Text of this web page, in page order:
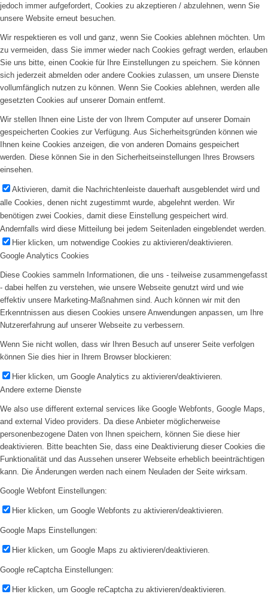
jedoch immer aufgefordert, Cookies zu akzeptieren / abzulehnen, wenn Sie
unsere Website erneut besuchen.
Wir respektieren es voll und ganz, wenn Sie Cookies ablehnen möchten. Um
zu vermeiden, dass Sie immer wieder nach Cookies gefragt werden, erlauben
Sie uns bitte, einen Cookie für Ihre Einstellungen zu speichern. Sie können
sich jederzeit abmelden oder andere Cookies zulassen, um unsere Dienste
vollumfänglich nutzen zu können. Wenn Sie Cookies ablehnen, werden alle
gesetzten Cookies auf unserer Domain entfernt.
Wir stellen Ihnen eine Liste der von Ihrem Computer auf unserer Domain
gespeicherten Cookies zur Verfügung. Aus Sicherheitsgründen können wie
Ihnen keine Cookies anzeigen, die von anderen Domains gespeichert
werden. Diese können Sie in den Sicherheitseinstellungen Ihres Browsers
einsehen.
Aktivieren, damit die Nachrichtenleiste dauerhaft ausgeblendet wird und
alle Cookies, denen nicht zugestimmt wurde, abgelehnt werden. Wir
benötigen zwei Cookies, damit diese Einstellung gespeichert wird.
Andernfalls wird diese Mitteilung bei jedem Seitenladen eingeblendet werden.
Hier klicken, um notwendige Cookies zu aktivieren/deaktivieren.
Google Analytics Cookies
Diese Cookies sammeln Informationen, die uns - teilweise zusammengefasst
- dabei helfen zu verstehen, wie unsere Webseite genutzt wird und wie
effektiv unsere Marketing-Maßnahmen sind. Auch können wir mit den
Erkenntnissen aus diesen Cookies unsere Anwendungen anpassen, um Ihre
Nutzererfahrung auf unserer Webseite zu verbessern.
Wenn Sie nicht wollen, dass wir Ihren Besuch auf unserer Seite verfolgen
können Sie dies hier in Ihrem Browser blockieren:
Hier klicken, um Google Analytics zu aktivieren/deaktivieren.
Andere externe Dienste
We also use different external services like Google Webfonts, Google Maps,
and external Video providers. Da diese Anbieter möglicherweise
personenbezogene Daten von Ihnen speichern, können Sie diese hier
deaktivieren. Bitte beachten Sie, dass eine Deaktivierung dieser Cookies die
Funktionalität und das Aussehen unserer Webseite erheblich beeinträchtigen
kann. Die Änderungen werden nach einem Neuladen der Seite wirksam.
Google Webfont Einstellungen:
Hier klicken, um Google Webfonts zu aktivieren/deaktivieren.
Google Maps Einstellungen:
Hier klicken, um Google Maps zu aktivieren/deaktivieren.
Google reCaptcha Einstellungen:
Hier klicken, um Google reCaptcha zu aktivieren/deaktivieren.